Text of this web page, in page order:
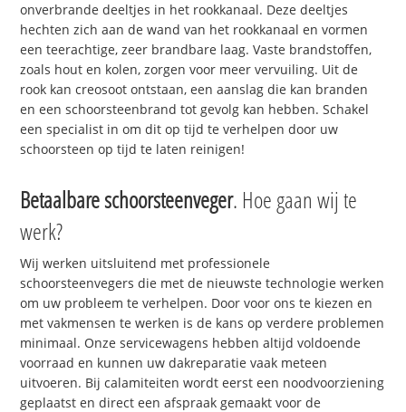
onverbrande deeltjes in het rookkanaal. Deze deeltjes
hechten zich aan de wand van het rookkanaal en vormen
een teerachtige, zeer brandbare laag. Vaste brandstoffen,
zoals hout en kolen, zorgen voor meer vervuiling. Uit de
rook kan creosoot ontstaan, een aanslag die kan branden
en een schoorsteenbrand tot gevolg kan hebben. Schakel
een specialist in om dit op tijd te verhelpen door uw
schoorsteen op tijd te laten reinigen!
Betaalbare schoorsteenveger. Hoe gaan wij te
werk?
Wij werken uitsluitend met professionele
schoorsteenvegers die met de nieuwste technologie werken
om uw probleem te verhelpen. Door voor ons te kiezen en
met vakmensen te werken is de kans op verdere problemen
minimaal. Onze servicewagens hebben altijd voldoende
voorraad en kunnen uw dakreparatie vaak meteen
uitvoeren. Bij calamiteiten wordt eerst een noodvoorziening
geplaatst en direct een afspraak gemaakt voor de